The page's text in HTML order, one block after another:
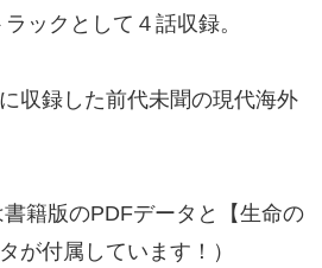
ックとして４話収録。
収録した前代未聞の現代海外
書籍版のPDFデータと【生命の
が付属しています！）